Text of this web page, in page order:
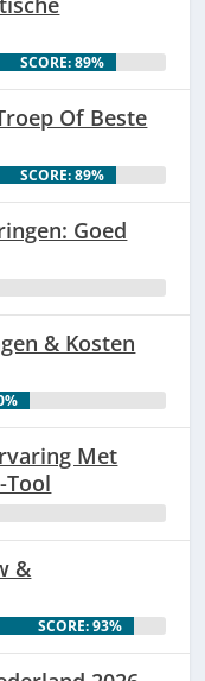
SCORE: 89%
Of Beste
SCORE: 89%
Goed
& Kosten
Met
&
SCORE: 93%